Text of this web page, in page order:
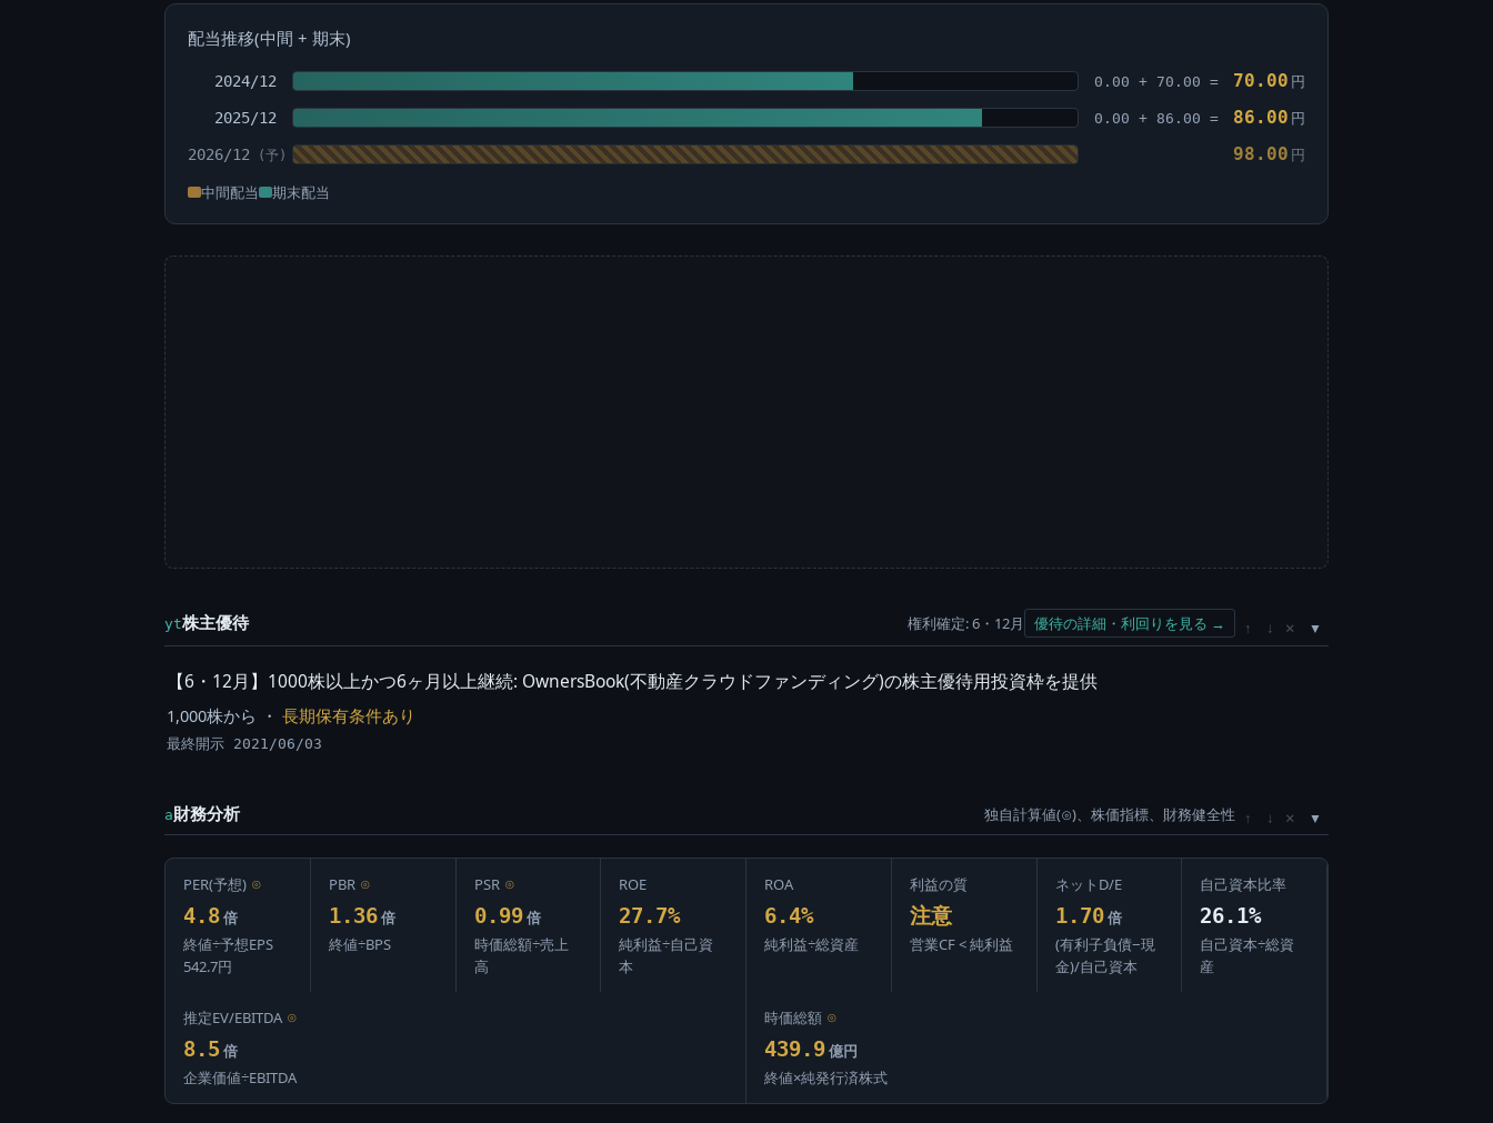
配当推移(中間 + 期末)
2024/12 0.00 + 70.00 = 70.00 円
2025/12 0.00 + 86.00 = 86.00 円
2026/12 98.00 円
中間配当 期末配当
yt株主優待 権利確定: 6・12月 優待の詳細・利回りを見る → ↑ ↓ ×
【6・12月】1000株以上かつ6ヶ月以上継続: OwnersBook(不動産クラウドファンディング)の株主優待用投資枠を提供
1,000株から ・ 長期保有条件あり
最終開示 2021/06/03
a財務分析 独自計算値(⊙)、株価指標、財務健全性 ↑ ↓ ×
PER(予想) ⊙
4.8 倍
終値÷予想EPS
542.7円
PBR ⊙
1.36 倍
終値÷BPS
PSR ⊙
0.99 倍
時価総額÷売上
高
ROE
27.7%
純利益÷自己資
本
ROA
6.4%
純利益÷総資産
利益の質
注意
営業CF < 純利益
ネットD/E
1.70 倍
(有利子負債−現
金)/自己資本
自己資本比率
26.1%
自己資本÷総資
産
推定EV/EBITDA ⊙
8.5 倍
企業価値÷EBITDA
時価総額 ⊙
439.9 億円
終値×純発行済株式